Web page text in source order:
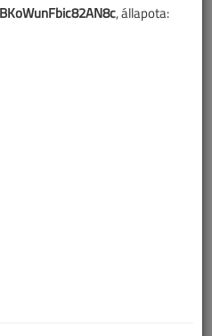
hálózatait
az európai
, állapota: